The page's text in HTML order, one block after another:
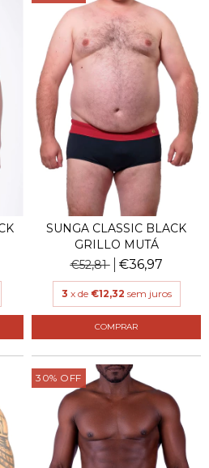
SUNGA CLASSIC BLACK
GRILLO MUTÁ
€52,81
€36,97
3 x de €12,32 sem juros
COMPRAR
30% OFF